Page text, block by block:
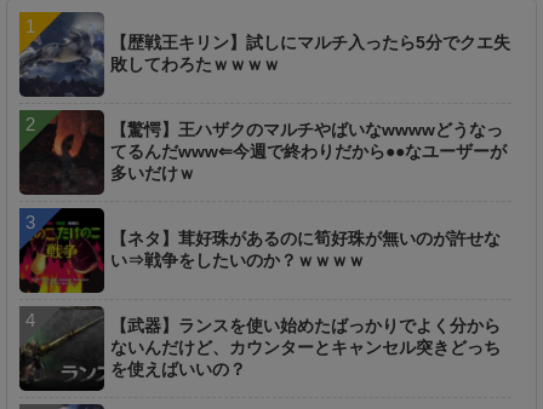
e
【歴戦王キリン】試しにマルチ入ったら5分でクエ失
敗してわろたｗｗｗｗ
【驚愕】王ハザクのマルチやばいなwwwwどうなっ
てるんだwww⇐今週で終わりだから●●なユーザーが
多いだけｗ
【ネタ】茸好珠があるのに筍好珠が無いのが許せな
い⇒戦争をしたいのか？ｗｗｗｗ
【武器】ランスを使い始めたばっかりでよく分から
ないんだけど、カウンターとキャンセル突きどっち
を使えばいいの？